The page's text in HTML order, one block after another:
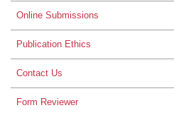
Online Submissions
Publication Ethics
Contact Us
Form Reviewer